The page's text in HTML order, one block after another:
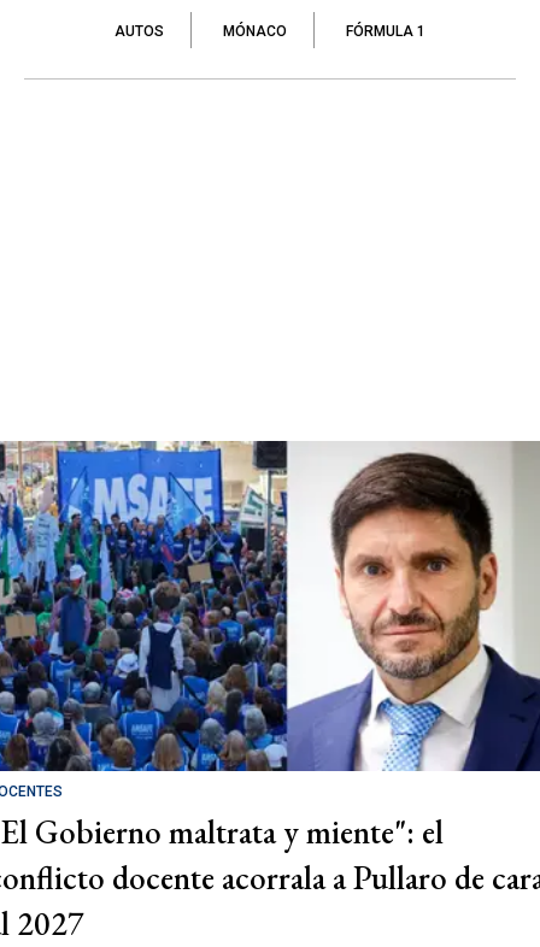
AUTOS MÓNACO FÓRMULA 1
Gobierno maltrata y miente": el
docente acorrala a Pullaro de
2027